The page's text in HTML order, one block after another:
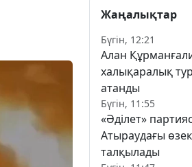
Жаңалықтар
Бүгін, 12:21
Алан
халықаралық
атанды
Бүгін, 11:55
«Әділет»
Атыраудағы
талқылады